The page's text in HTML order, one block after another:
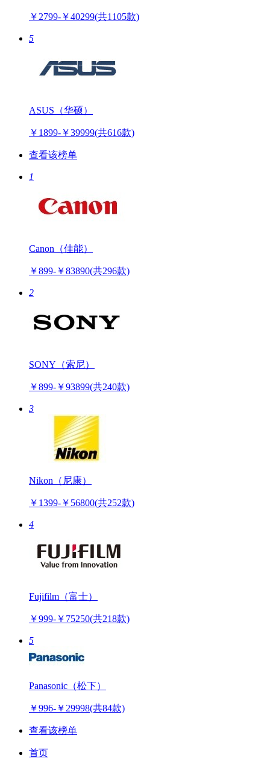
￥2799-￥40299(共1105款)
5
ASUS（华硕）
￥1899-￥39999(共616款)
查看该榜单
1
Canon（佳能）
￥899-￥83890(共296款)
2
SONY（索尼）
￥899-￥93899(共240款)
3
Nikon（尼康）
￥1399-￥56800(共252款)
4
Fujifilm（富士）
￥999-￥75250(共218款)
5
Panasonic（松下）
￥996-￥29998(共84款)
查看该榜单
首页